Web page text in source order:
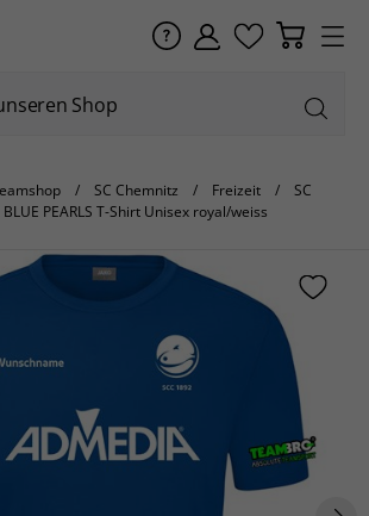
SC Chemnitz Freizeit
SC
PEARLS T-Shirt Unisex royal/weiss